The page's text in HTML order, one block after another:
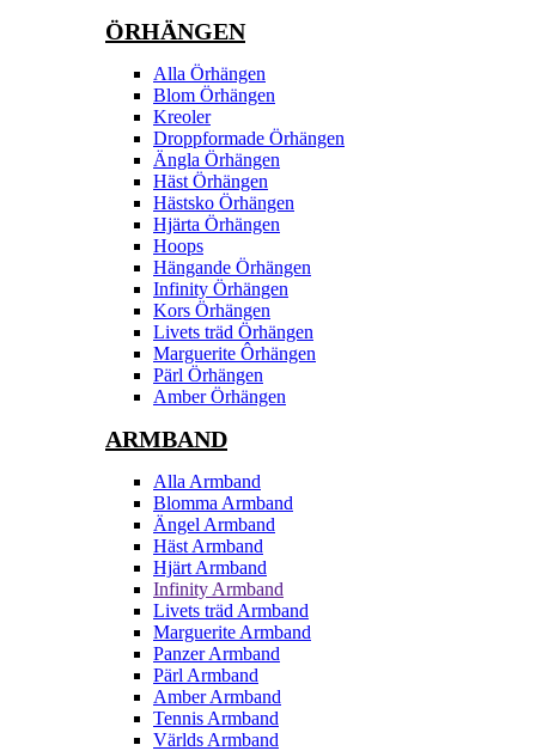
ÖRHÄNGEN
Alla Örhängen
Blom Örhängen
Kreoler
Droppformade Örhängen
Ängla Örhängen
Häst Örhängen
Hästsko Örhängen
Hjärta Örhängen
Hoops
Hängande Örhängen
Infinity Örhängen
Kors Örhängen
Livets träd Örhängen
Marguerite Ôrhängen
Pärl Örhängen
Amber Örhängen
ARMBAND
Alla Armband
Blomma Armband
Ängel Armband
Häst Armband
Hjärt Armband
Infinity Armband
Livets träd Armband
Marguerite Armband
Panzer Armband
Pärl Armband
Amber Armband
Tennis Armband
Världs Armband